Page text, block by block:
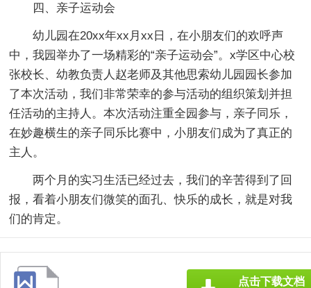
四、亲子运动会
幼儿园在20xx年xx月xx日，在小朋友们的欢呼声
中，我园举办了一场精彩的“亲子运动会”。x学区中心校
张校长、幼教负责人赵老师及其他思索幼儿园园长参加
了本次活动，我们非常荣幸的参与活动的组织策划并担
任活动的主持人。本次活动注重全园参与，亲子同乐，
在妙趣横生的亲子同乐比赛中，小朋友们成为了真正的
主人。
两个月的实习生活已经过去，我们的辛苦得到了回
报，看着小朋友们微笑的面孔、快乐的成长，就是对我
们的肯定。
点击下载文档